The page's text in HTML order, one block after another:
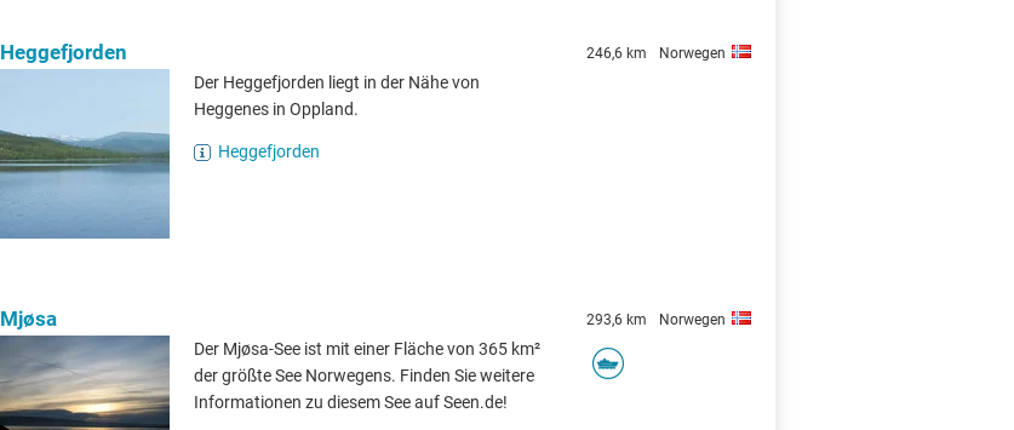
Heggefjorden 246,6 km Norwegen
Der Heggefjorden liegt in der Nähe von
Heggenes in Oppland.
Heggefjorden
Mjøsa 293,6 km Norwegen
Der Mjøsa-See ist mit einer Fläche von 365 km²
der größte See Norwegens. Finden Sie weitere
Informationen zu diesem See auf Seen.de!